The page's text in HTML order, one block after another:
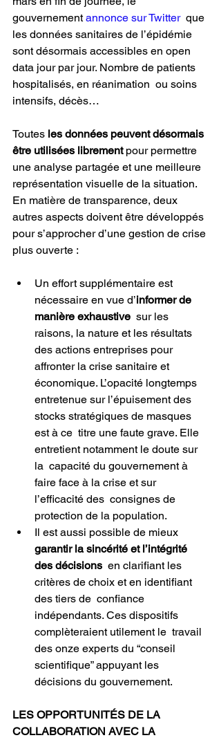
gouvernement annonce sur Twitter
  que
les données sanitaires de l’épidémie
sont désormais accessibles en open
data jour par jour. Nombre de patients
hospitalisés, en réanimation  ou soins
intensifs, décès…
Toutes les données peuvent désormais
être utilisées librement pour permettre
une analyse partagée et une meilleure
représentation visuelle de la situation.
En matière de transparence, deux
autres aspects doivent être développés
pour s’approcher d’une gestion de crise
plus ouverte :
Un effort supplémentaire est
nécessaire en vue d’informer de
manière exhaustive
  sur les
raisons, la nature et les résultats
des actions entreprises pour
affronter la crise sanitaire et
économique. L’opacité longtemps
entretenue sur l’épuisement des
stocks stratégiques de masques
est à ce  titre une faute grave. Elle
entretient notamment le doute sur
la  capacité du gouvernement à
faire face à la crise et sur
l’efficacité des  consignes de
protection de la population.
Il est aussi possible de mieux
garantir la sincérité et l’intégrité
des décisions
  en clarifiant les
critères de choix et en identifiant
des tiers de  confiance
indépendants. Ces dispositifs
complèteraient utilement le  travail
des onze experts du “conseil
scientifique” appuyant les
décisions du gouvernement.
LES OPPORTUNITÉS DE LA
COLLABORATION AVEC LA